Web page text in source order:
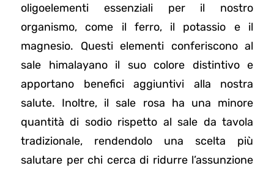
oligoelementi essenziali per il nostro
organismo, come il ferro, il potassio e il
magnesio. Questi elementi conferiscono al
sale himalayano il suo colore distintivo e
apportano benefici aggiuntivi alla nostra
salute. Inoltre, il sale rosa ha una minore
quantità di sodio rispetto al sale da tavola
tradizionale, rendendolo una scelta più
salutare per chi cerca di ridurre l’assunzione